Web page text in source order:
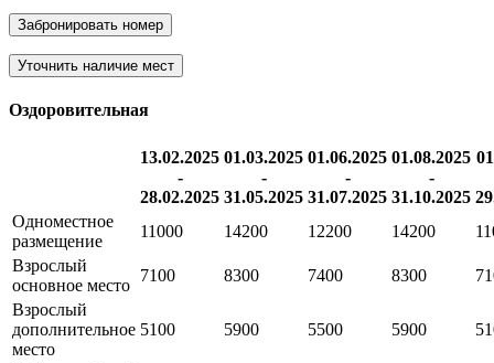
Забронировать номер
Уточнить наличие мест
Оздоровительная
13.02.2025
-
28.02.2025
01.03.2025
-
31.05.2025
01.06.2025
-
31.07.2025
01.08.2025
-
31.10.2025
Одноместное
размещение
11000 14200 12200 14200
Взрослый
основное место
7100 8300 7400 8300
Взрослый
дополнительное
место
5100 5900 5500 5900